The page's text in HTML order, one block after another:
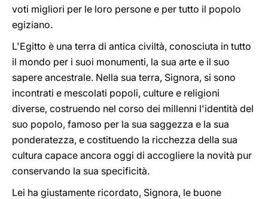
voti migliori per le loro persone e per tutto il popolo
egiziano.
L'Egitto è una terra di antica civiltà, conosciuta in tutto
il mondo per i suoi monumenti, la sua arte e il suo
sapere ancestrale. Nella sua terra, Signora, si sono
incontrati e mescolati popoli, culture e religioni
diverse, costruendo nel corso dei millenni l'identità del
suo popolo, famoso per la sua saggezza e la sua
ponderatezza, e costituendo la ricchezza della sua
cultura capace ancora oggi di accogliere la novità pur
conservando la sua specificità.
Lei ha giustamente ricordato, Signora, le buone